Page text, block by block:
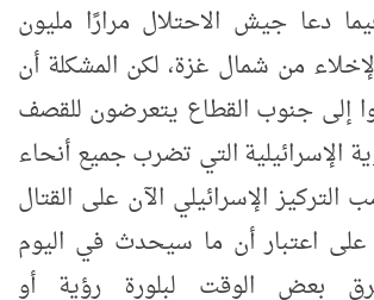
دعا جيش الاحتلال مرارًا مليون
من شمال غزة، لكن المشكلة أن
إلى جنوب القطاع يتعرضون للقصف
الإسرائيلية التي تضرب جميع أنحاء
التركيز الإسرائيلي الآن على القتال
اعتبار أن ما سيحدث في اليوم
بعض الوقت لبلورة رؤية أو